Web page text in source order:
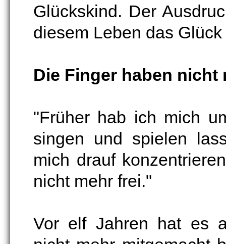
Glückskind. Der
diesem Leben das
Die Finger haben nicht
"Früher hab ich mich
singen und spielen
mich drauf
nicht mehr frei."
Vor elf Jahren hat es